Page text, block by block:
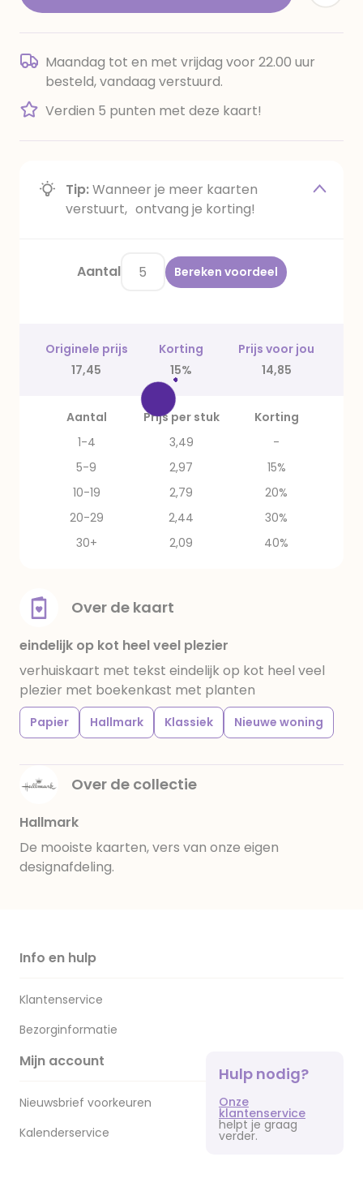
Maandag tot en met vrijdag voor 22.00 uur
besteld, vandaag verstuurd.
Verdien 5 punten met deze kaart!
Tip:Wanneer je meer kaarten
verstuurt, ontvang je korting!
Aantal Bereken voordeel
Originele prijs Korting
Prijs voor jou
17,45
15% 14,85
Aantal Prijs per stuk
Korting
1-4
3,49
-
5-9
2,97
15%
10-19
2,79
20%
20-29
2,44
30%
30+
2,09 40%
Over de kaart
eindelijk op kot heel veel plezier
verhuiskaart met tekst eindelijk op kot heel veel
plezier met boekenkast met planten
Papier Hallmark Klassiek Nieuwe woning
Over de collectie
Hallmark
De mooiste kaarten, vers van onze eigen
designafdeling.
Info en hulp
Klantenservice
Bezorginformatie
Mijn account
Nieuwsbrief voorkeuren
Kalenderservice
Hulp nodig?
Onze
klantenservice
helpt je graag
verder.